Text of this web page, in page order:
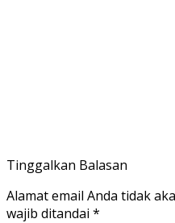
Tinggalkan Balasan
Alamat email Anda tidak
wajib ditandai *